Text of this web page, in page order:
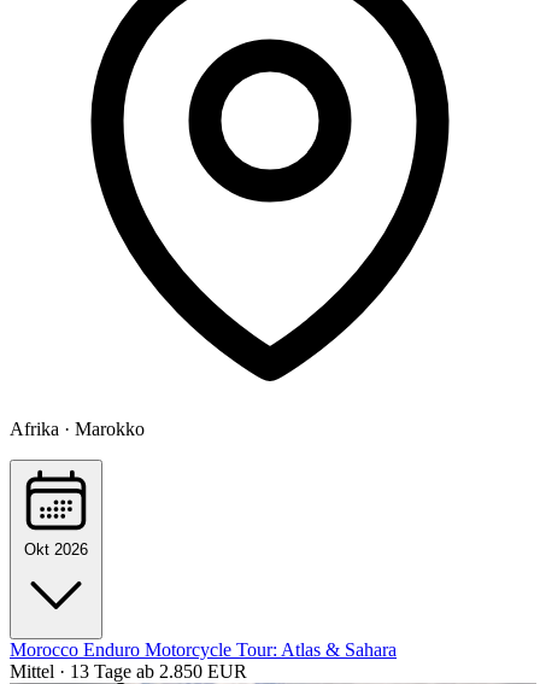
Afrika · Marokko
Okt 2026
Morocco Enduro Motorcycle Tour: Atlas & Sahara
Mittel · 13 Tage ab 2.850 EUR